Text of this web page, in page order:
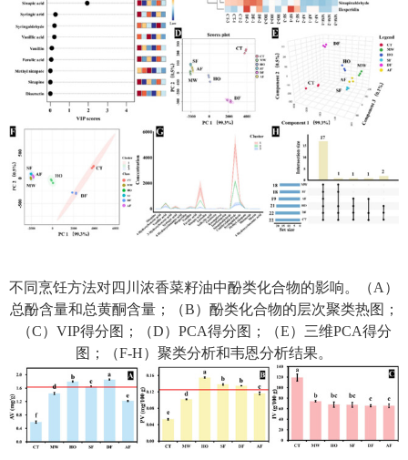
不同烹饪方法对四川浓香菜籽油中酚类化合物的影响。 （A ）
总酚含量和总黄酮含量；（B） 酚类化合物的层次聚类热图 ；
（C） VIP得分图；（D） PCA得分图 ；（E） 三维PCA得分
图 ；（F-H） 聚类分析和韦恩分析结果。